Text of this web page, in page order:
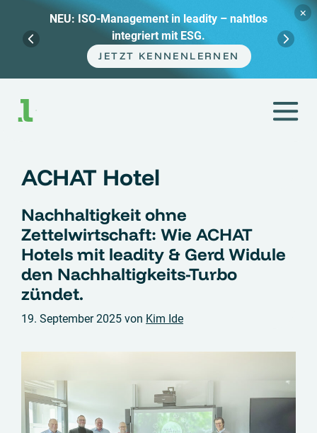
Management in leadity – nahtlos
integriert mit ESG.
KENNENLERNEN
×
Inhalt
springen
ACHAT Hotel
Nachhaltigkeit ohne
Zettelwirtschaft: Wie ACHAT
Hotels mit leadity & Gerd Widule
den Nachhaltigkeits-Turbo
zündet.
19. September 2025 von Kim Ide